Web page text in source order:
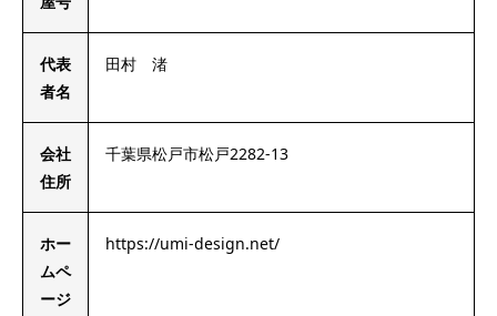
代表
者名
田村 渚
会社
住所
千葉県松戸市松戸2282-13
ホー
ムペ
ージ
https://umi-design.net/